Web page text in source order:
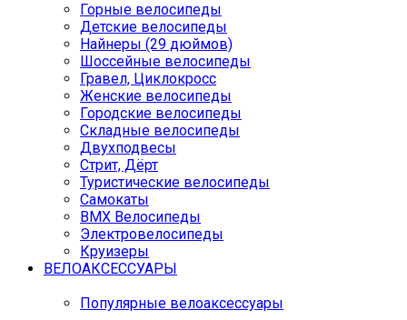
Горные велосипеды
Детские велосипеды
Найнеры (29 дюймов)
Шоссейные велосипеды
Гравел, Циклокросс
Женские велосипеды
Городcкие велосипеды
Складные велосипеды
Двухподвесы
Стрит, Дёрт
Туристические велосипеды
Самокаты
BMX Велосипеды
Электровелосипеды
Круизеры
ВЕЛОАКСЕССУАРЫ
Популярные велоаксессуары